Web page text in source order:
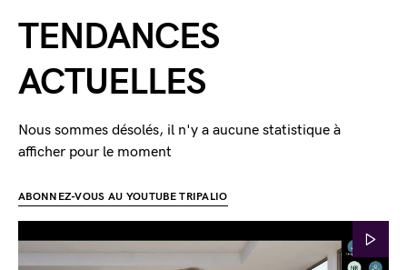
TENDANCES
ACTUELLES
Nous sommes désolés, il n'y a aucune statistique à
afficher pour le moment
ABONNEZ-VOUS AU YOUTUBE TRIPALIO